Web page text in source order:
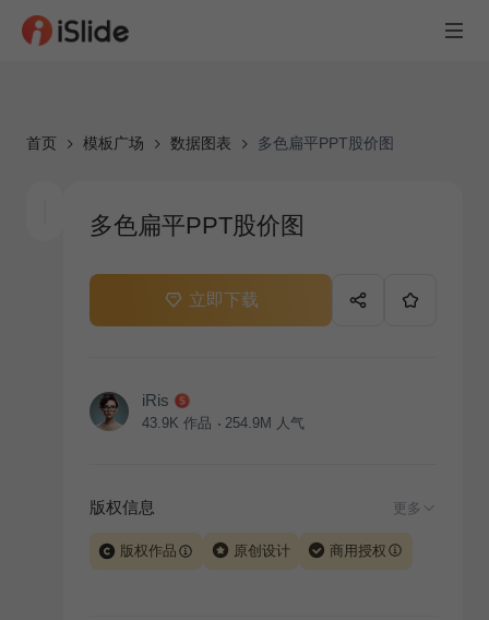
首页 模板广场 数据图表 多色扁平PPT股价图
多色扁平PPT股价图
立即下载
iRis
43.9K 作品 254.9M 人气
版权信息 更多
版权作品 原创设计 商用授权